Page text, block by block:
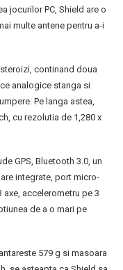
jocurilor PC, Shield are o
multe antene pentru a-i
continand doua
analogice stanga si
Pe langa astea,
cu rezolutia de 1,280 x
GPS, Bluetooth 3.0, un
integrate, port micro-
accelerometru pe 3
de a o mari pe
579 g si masoara